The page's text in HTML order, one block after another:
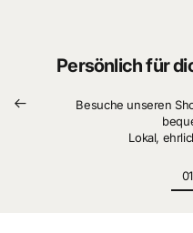
Persönlich für
Besuche unseren
Lokal,